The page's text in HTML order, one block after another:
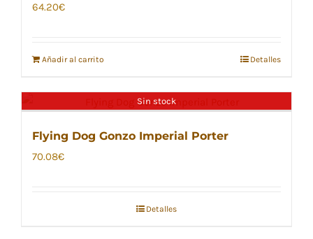
64.20€
Añadir al carrito Detalles
Sin stock
Flying Dog Gonzo Imperial Porter
70.08€
Detalles